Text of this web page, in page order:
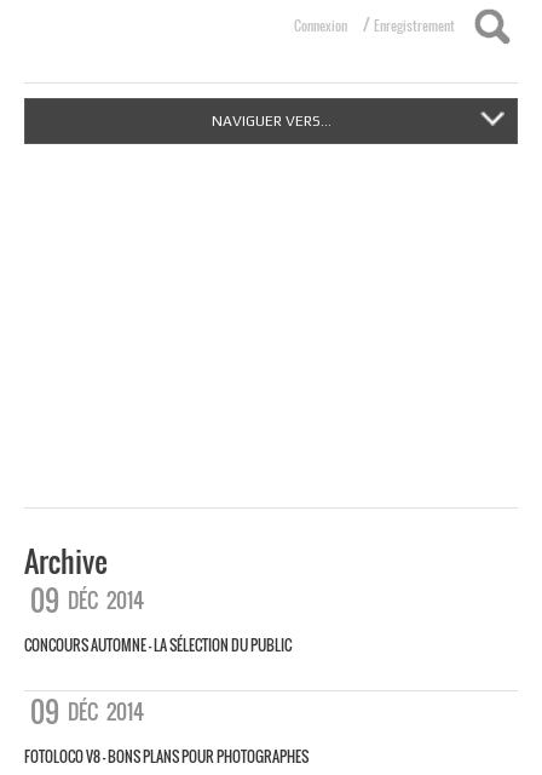
Connexion / Enregistrement
NAVIGUER VERS...
Archive
09 DÉC 2014
CONCOURS AUTOMNE – LA SÉLECTION DU PUBLIC
09 DÉC 2014
FOTOLOCO V8 – BONS PLANS POUR PHOTOGRAPHES